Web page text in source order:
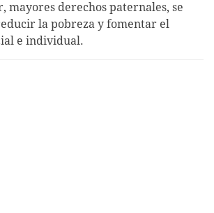
mayores derechos paternales, se
la pobreza y fomentar el
e individual.